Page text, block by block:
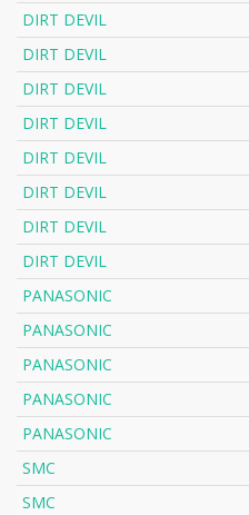
DIRT DEVIL
DIRT DEVIL
DIRT DEVIL
DIRT DEVIL
DIRT DEVIL
DIRT DEVIL
DIRT DEVIL
DIRT DEVIL
PANASONIC
PANASONIC
PANASONIC
PANASONIC
PANASONIC
SMC
SMC